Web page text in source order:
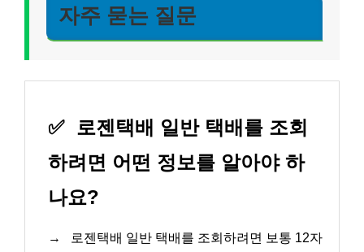
자주 묻는 질문
✅ 로젠택배 일반 택배를 조회
하려면 어떤 정보를 알아야 하
나요?
→
로젠택배 일반 택배를 조회하려면 보통 12자